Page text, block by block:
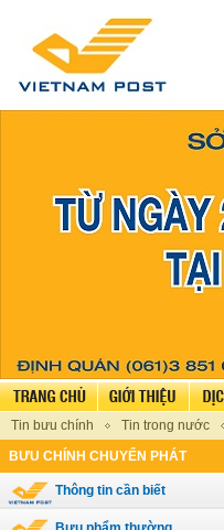
Tin bưu chính Tin trong nước
BƯU CHÍNH CHUYỂN PHÁT
Thông tin cần biết